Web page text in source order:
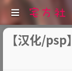
【汉化/